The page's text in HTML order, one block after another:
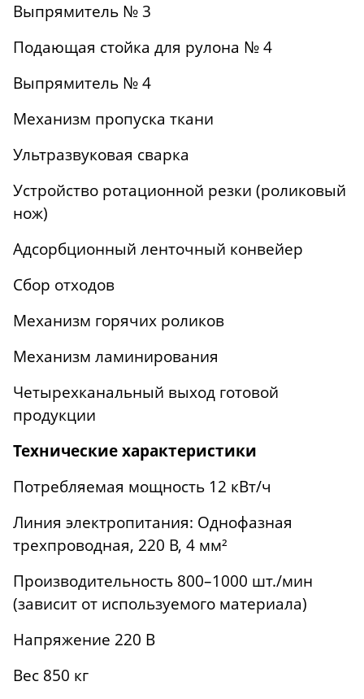
Выпрямитель № 3
Подающая стойка для рулона № 4
Выпрямитель № 4
Механизм пропуска ткани
Ультразвуковая сварка
Устройство ротационной резки (роликовый
нож)
Адсорбционный ленточный конвейер
Сбор отходов
Механизм горячих роликов
Механизм ламинирования
Четырехканальный выход готовой
продукции
Технические характеристики
Потребляемая мощность 12 кВт/ч
Линия электропитания: Однофазная
трехпроводная, 220 В, 4 мм²
Производительность 800–1000 шт./мин
(зависит от используемого материала)
Напряжение 220 В
Вес 850 кг